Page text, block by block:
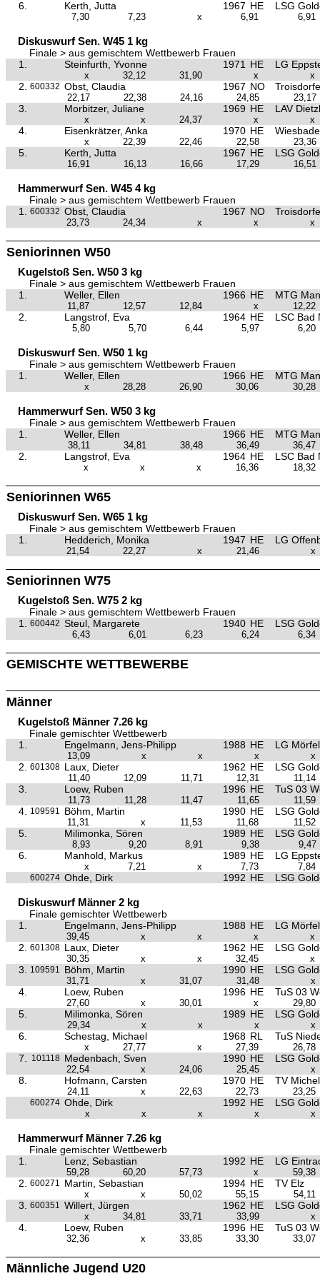
6. Kerth, Jutta 1967 HE LSG
7,30 7,23 x 6,91 6,91
Diskuswurf Sen. W45 1 kg
Finale > aus gemischtem Wettbewerb Frauen
1.
Steinfurth, Yvonne 1971 HE LG
x 32,12 31,90 x x
2. 600332 Obst, Claudia 1967 NO
22,17 22,38 24,16 24,85 23,17
3. Morbitzer, Juliane 1969 HE LAV
x x 24,37 x x
4. Eisenkrätzer, Anka 1970 HE
x 22,39 22,46 22,58 23,36
5. Kerth, Jutta 1967 HE LSG
16,91 16,13 16,66 17,29 16,51
Hammerwurf Sen. W45 4 kg
Finale > aus gemischtem Wettbewerb Frauen
1.
600332 Obst, Claudia 1967 NO
23,73 24,34 x x x
Seniorinnen W50
Kugelstoß Sen. W50 3 kg
Finale > aus gemischtem Wettbewerb Frauen
1.
Weller, Ellen 1966 HE MTG
11,87 12,57 12,84 x 12,22
2. Langstrof, Eva 1964 HE LSC Bad
5,80 5,70 6,44 5,97 6,20
Diskuswurf Sen. W50 1 kg
Finale > aus gemischtem Wettbewerb Frauen
1.
Weller, Ellen 1966 HE MTG
x 28,28 26,90 30,06 30,28
Hammerwurf Sen. W50 3 kg
Finale > aus gemischtem Wettbewerb Frauen
1.
Weller, Ellen 1966 HE MTG
38,11 34,81 38,48 36,49 36,47
2. Langstrof, Eva 1964 HE LSC Bad
x x x 16,36 18,32
Seniorinnen W65
Diskuswurf Sen. W65 1 kg
Finale > aus gemischtem Wettbewerb Frauen
1.
Hedderich, Monika 1947 HE LG
21,54 22,27 x 21,46 x
Seniorinnen W75
Kugelstoß Sen. W75 2 kg
Finale > aus gemischtem Wettbewerb Frauen
1.
600442 Steul, Margarete 1940 HE LSG
6,43 6,01 6,23 6,24 6,34
GEMISCHTE WETTBEWERBE
Männer
Kugelstoß Männer 7.26 kg
Finale gemischter Wettbewerb
1.
Engelmann, Jens-Philipp 1988 HE LG
13,09 x x x x
2. 601308 Laux, Dieter 1962 HE LSG
11,40 12,09 11,71 12,31 11,14
3. Loew, Ruben 1996 HE TuS 03
11,73 11,28 11,47 11,65 11,59
4. 109591 Böhm, Martin 1990 HE LSG
11,31 x 11,53 11,68 11,52
5. Milimonka, Sören 1989 HE LSG
8,93 9,20 8,91 9,38 9,47
6. Manhold, Markus 1989 HE LG
x 7,21 x 7,73 7,84
600274 Ohde, Dirk 1992 HE LSG
Diskuswurf Männer 2 kg
Finale gemischter Wettbewerb
1.
Engelmann, Jens-Philipp 1988 HE LG
39,45 x x x x
2. 601308 Laux, Dieter 1962 HE LSG
30,35 x x 32,45 x
3. 109591 Böhm, Martin 1990 HE LSG
31,71 x 31,07 31,48 x
4. Loew, Ruben 1996 HE TuS 03
27,60 x 30,01 x 29,80
5. Milimonka, Sören 1989 HE LSG
29,34 x x x x
6. Schestag, Michael 1968 RL TuS
x 27,77 x 27,39 26,78
7. 101118 Medenbach, Sven 1990 HE LSG
22,54 x 24,06 25,45 x
8. Hofmann, Carsten 1970 HE TV
24,11 x 22,63 22,73 23,25
600274 Ohde, Dirk 1992 HE LSG
x x x x x
Hammerwurf Männer 7.26 kg
Finale gemischter Wettbewerb
1.
Lenz, Sebastian 1992 HE LG
59,28 60,20 57,73 x 59,38
2. 600271 Martin, Sebastian 1994 HE TV Elz
x x 50,02 55,15 54,11
3. 600351 Willert, Jürgen 1962 HE LSG
x 34,81 33,71 33,99 x
4. Loew, Ruben 1996 HE TuS 03
32,36 x 33,85 33,30 33,07
Männliche Jugend U20